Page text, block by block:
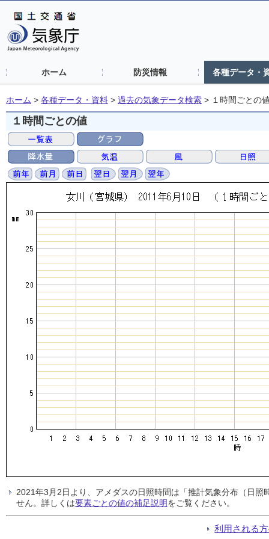
ホーム 防災情報 各種データ・
ホーム > 各種データ・資料 > 過去の気象データ検索 > １時間ごとの
１時間ごとの値
2021年3月2日より、アメダスの日照時間は「推計気象分布（日
せん。詳しくは要素ごとの値の補足説明をご覧ください。
利用される